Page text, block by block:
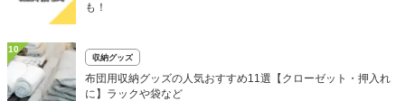
も！
10
収納グッズ
布団用収納グッズの人気おすすめ11選【クローゼット・押入れ
に】ラックや袋など